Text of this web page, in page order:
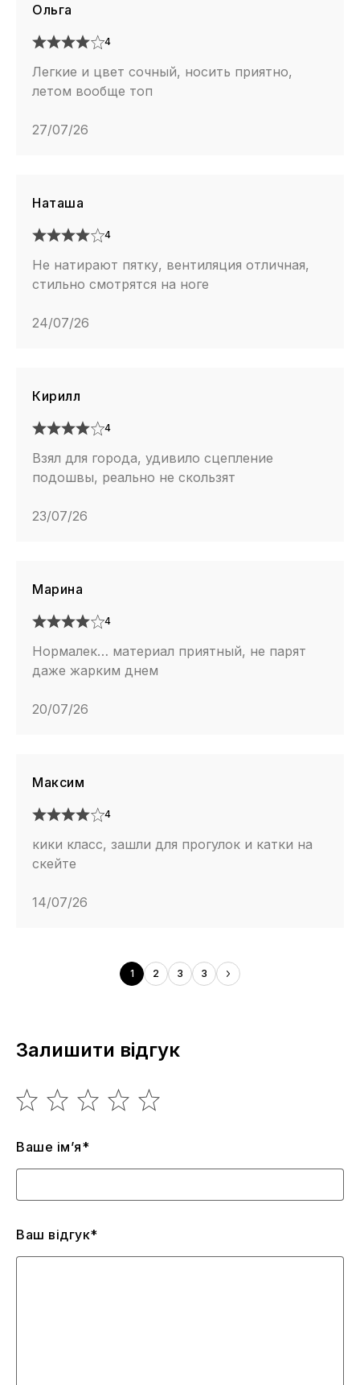
Ольга
4
Легкие и цвет сочный, носить приятно,
летом вообще топ
27/07/26
Наташа
4
Не натирают пятку, вентиляция отличная,
стильно смотрятся на ноге
24/07/26
Кирилл
4
Взял для города, удивило сцепление
подошвы, реально не скользят
23/07/26
Марина
4
Нормалек… материал приятный, не парят
даже жарким днем
20/07/26
Максим
4
кики класс, зашли для прогулок и катки на
скейте
14/07/26
1 2 3 3
Залишити відгук
Ваше ім’я*
Ваш відгук*